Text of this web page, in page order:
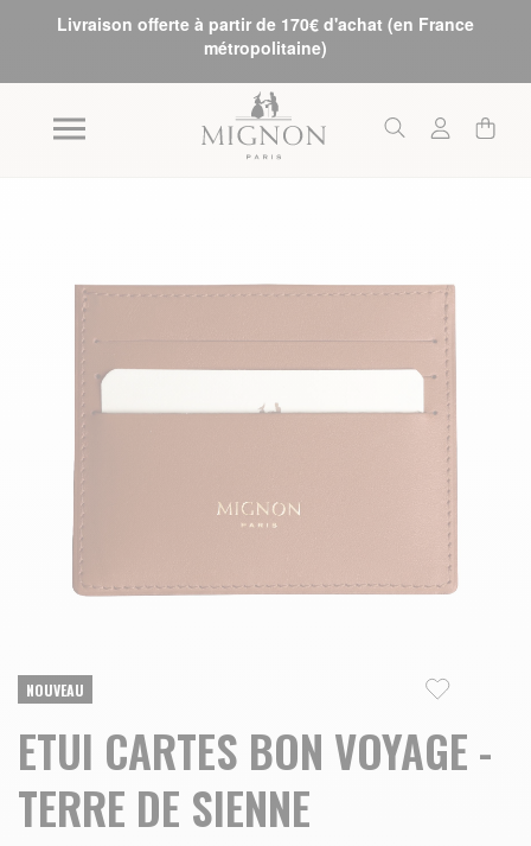
Livraison offerte à partir de 170€ d'achat (en France
métropolitaine)
NOUVEAU
ETUI CARTES BON VOYAGE -
TERRE DE SIENNE